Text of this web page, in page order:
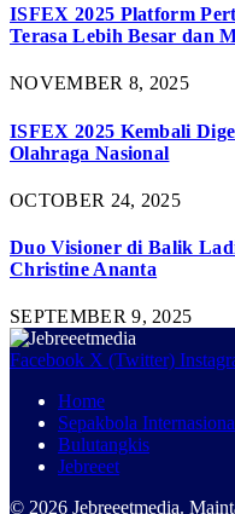
ISFEX 2025 Platform
Terasa Lebih Besar dan
NOVEMBER 8, 2025
ISFEX 2025 Kembali
Olahraga Nasional
OCTOBER 24, 2025
Duo Visioner di Balik
Christine Ananta
SEPTEMBER 9, 2025
Facebook X (Twitter)
Home
Sepakbola
Bulutangkis
Jebreeet
© 2026 Jebreeetmedia.